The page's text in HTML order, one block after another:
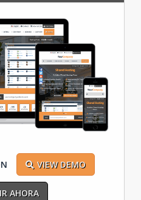
VIEW DEMO
AHORA